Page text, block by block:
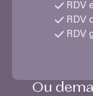
RDV
RDV
RDV
Ou